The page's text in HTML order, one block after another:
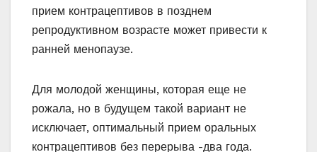
прием контрацептивов в позднем
репродуктивном возрасте может привести к
ранней менопаузе.
Для молодой женщины, которая еще не
рожала, но в будущем такой вариант не
исключает, оптимальный прием оральных
контрацептивов без перерыва -два года.